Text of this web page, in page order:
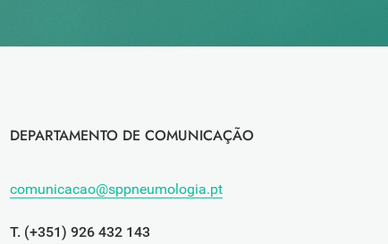
DEPARTAMENTO DE COMUNICAÇÃO
comunicacao@sppneumologia.pt
T. (+351) 926 432 143